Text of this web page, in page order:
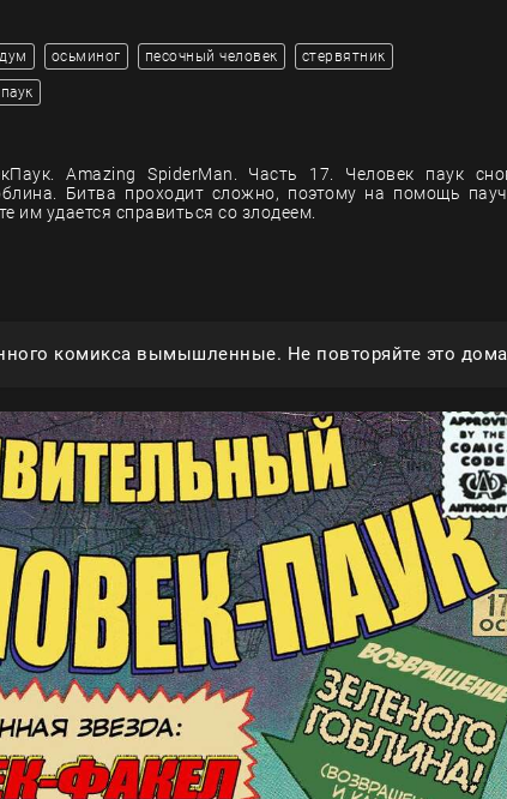
дум осьминог песочный человек стервятник
Amazing SpiderMan. Часть 17. Человек паук
Битва проходит сложно, поэтому на помощь
им удается справиться со злодеем.
комикса вымышленные. Не повторяйте это